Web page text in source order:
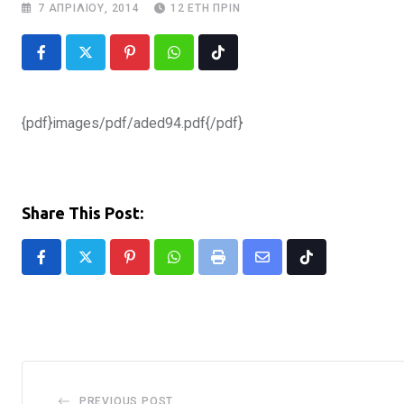
7 ΑΠΡΙΛΊΟΥ, 2014 12 ΈΤΗ ΠΡΙΝ
PinterestWhatsappTiktok
{pdf}images/pdf/aded94.pdf{/pdf}
Share This Post:
PinterestWhatsappPrint
Share
Tiktok